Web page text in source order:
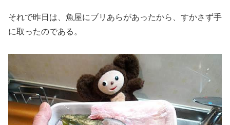
それで昨日は、魚屋にブリあらがあったから、すかさず手
に取ったのである。